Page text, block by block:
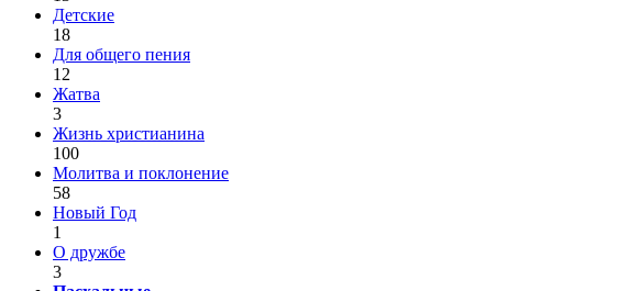
Детские
18
Для общего пения
12
Жатва
3
Жизнь христианина
100
Молитва и поклонение
58
Новый Год
1
О дружбе
3